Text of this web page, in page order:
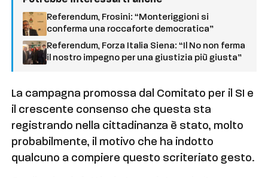
Referendum, Frosini: “Monteriggioni si
conferma una roccaforte democratica”
Referendum, Forza Italia Siena: “Il No non ferma
il nostro impegno per una giustizia più giusta”
La campagna promossa dal Comitato per il SI e
il crescente consenso che questa sta
registrando nella cittadinanza è stato, molto
probabilmente, il motivo che ha indotto
qualcuno a compiere questo scriteriato gesto.